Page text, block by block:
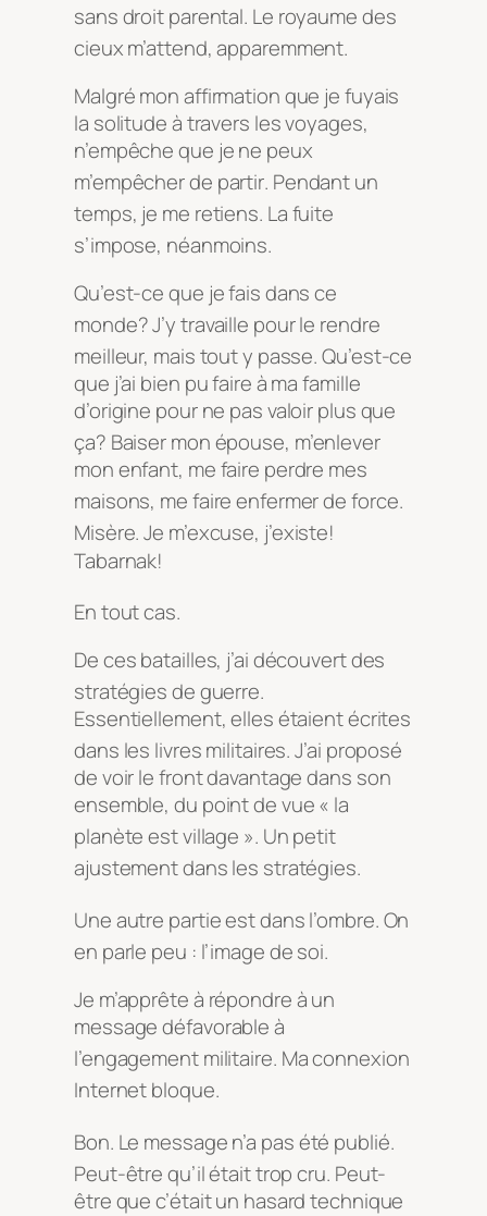
sans droit parental. Le royaume des
cieux m’attend, apparemment.
Malgré mon affirmation que je fuyais
la solitude à travers les voyages,
n’empêche que je ne peux
m’empêcher de partir. Pendant un
temps, je me retiens. La fuite
s’impose, néanmoins.
Qu’est-ce que je fais dans ce
monde?J’y travaille pour le rendre
meilleur, mais tout y passe. Qu’est-ce
que j’ai bien pu faire à ma famille
d’origine pour ne pas valoir plus que
ça? Baiser mon épouse, m’enlever
mon enfant, me faire perdre mes
maisons, me faire enfermer de force.
Misère. Je m’excuse, j’existe!
Tabarnak!
En tout cas.
De ces batailles, j’ai découvert des
stratégies de guerre.
Essentiellement, elles étaient écrites
dans les livres militaires. J’ai proposé
de voir le front davantage dans son
ensemble, du point de vue « la
planète est village ». Un petit
ajustement dans les stratégies.
Une autre partie est dans l’ombre. On
en parle peu : l’image de soi.
Je m’apprête à répondre à un
message défavorable à
l’engagement militaire. Ma connexion
Internet bloque.
Bon. Le message n’a pas été publié.
Peut-être qu’il était trop cru. Peut-
être que c’était un hasard technique